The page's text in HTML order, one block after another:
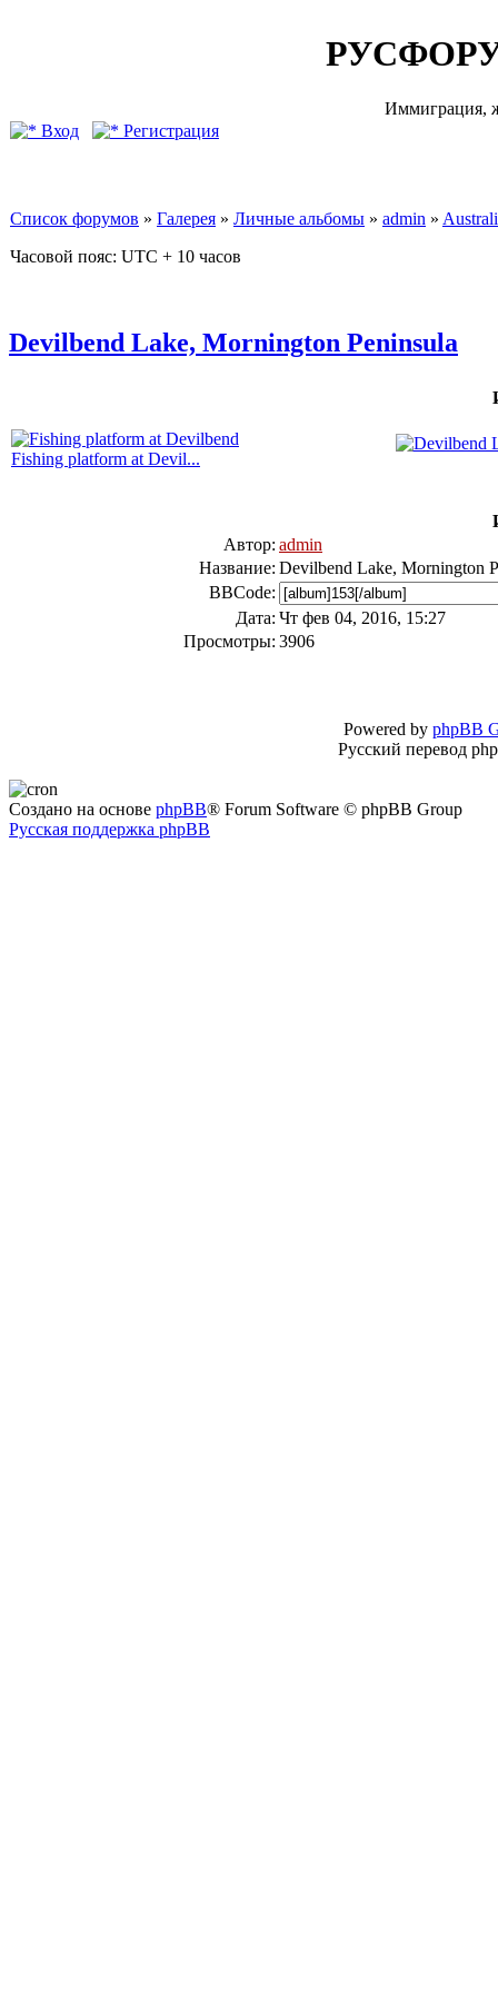
Иммиграция,
Вход
Регистрация
Список форумов » Галерея » Личные альбомы » admin »
Часовой пояс: UTC + 10 часов
Devilbend Lake, Mornington Peninsula
Fishing platform at Devil...
Автор: admin
Название: Devilbend Lake, Mornington
BBCode:
Дата: Чт фев 04, 2016, 15:27
Просмотры: 3906
Powered by phpBB
Русский перевод
Создано на основе phpBB® Forum Software © phpBB Group
Русская поддержка phpBB